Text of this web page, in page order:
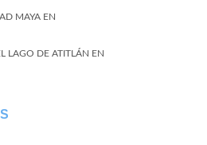
MAYA EN
LAGO DE ATITLÁN EN